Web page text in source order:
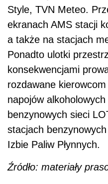
Style, TVN Meteo.
ekranach AMS stacji
a także na stacjach
Ponadto ulotki
konsekwencjami
rozdawane
napojów
benzynowych sieci
stacjach
Izbie Paliw Płynnych.
Źródło: materiały